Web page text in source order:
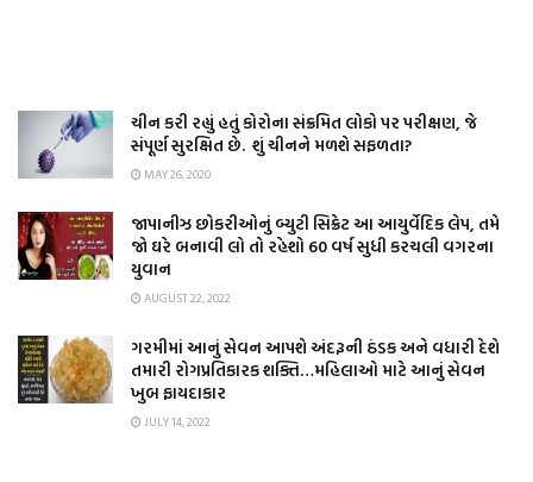
ચીન કરી રહ્યું હતું કોરોના સંક્રમિત લોકો પર પરીક્ષણ, જે
સંપૂર્ણ સુરક્ષિત છે. શું ચીનને મળશે સફળતા?
MAY 26, 2020
જાપાનીઝ છોકરીઓનું બ્યુટી સિક્રેટ આ આયુર્વેદિક લેપ, તમે
જો ઘરે બનાવી લો તો રહેશો 60 વર્ષ સુધી કરચલી વગરના
યુવાન
AUGUST 22, 2022
ગરમીમાં આનું સેવન આપશે અંદરૂની ઠંડક અને વધારી દેશે
તમારી રોગપ્રતિકારક શક્તિ…મહિલાઓ માટે આનું સેવન
ખુબ ફાયદાકાર
JULY 14, 2022